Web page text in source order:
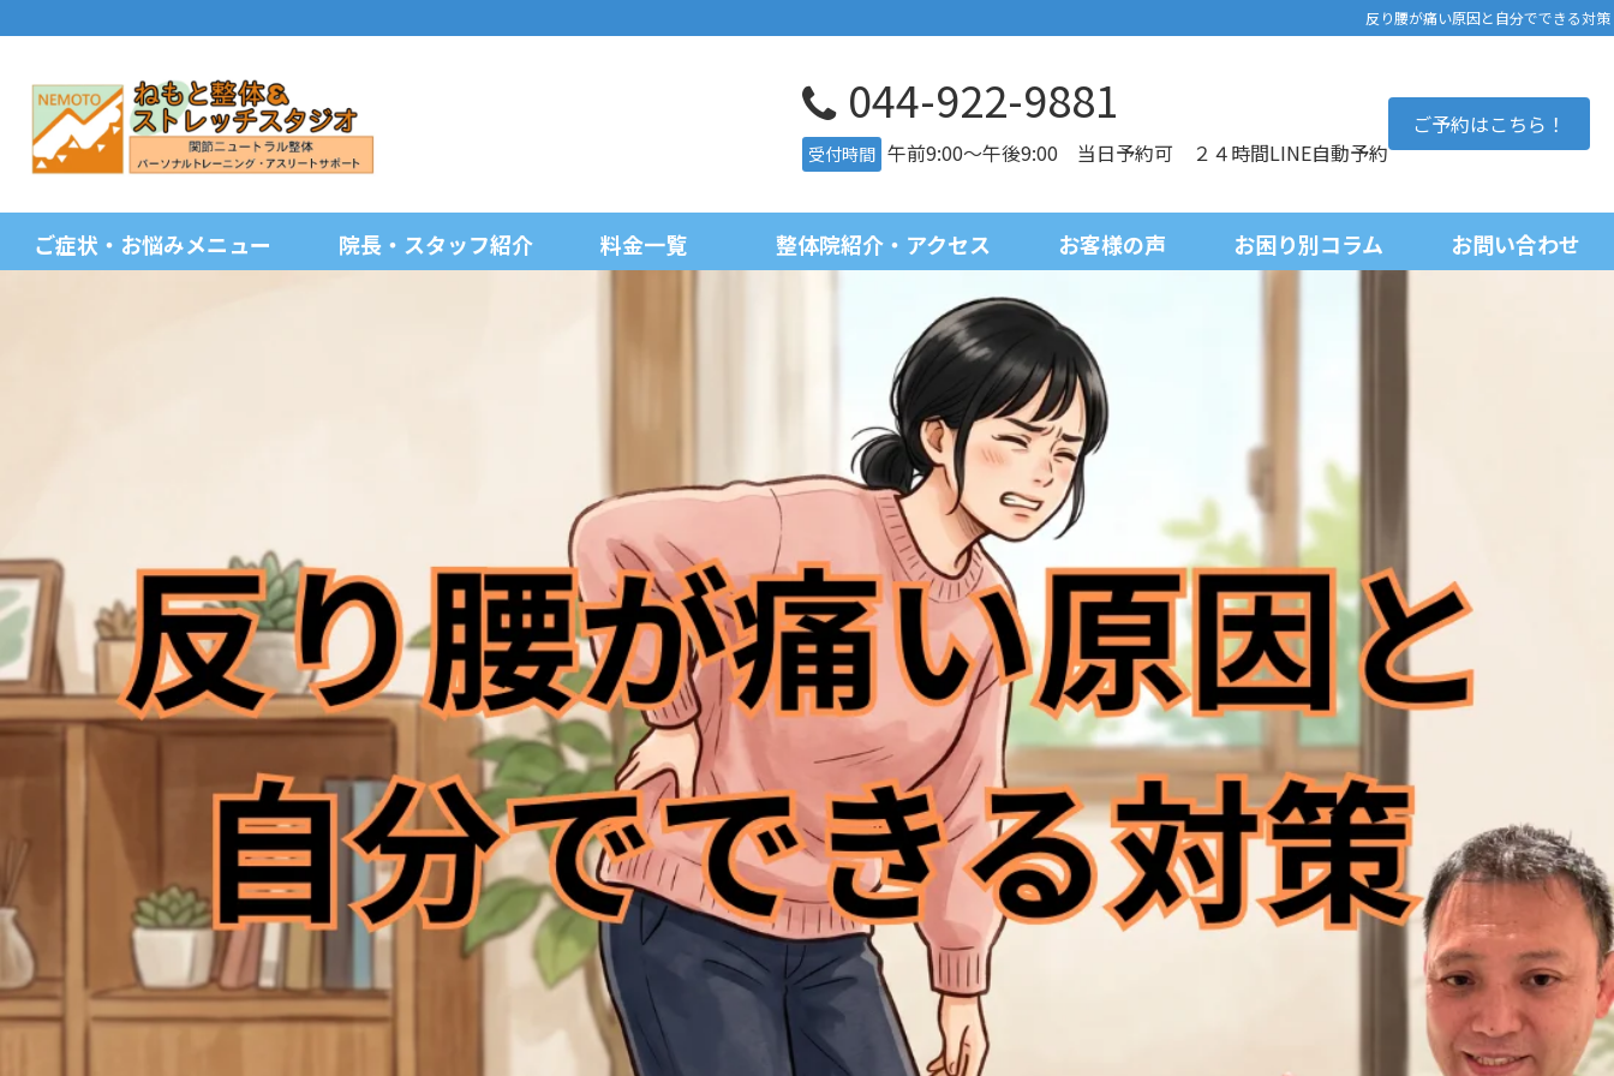
反り腰が痛い原因と自分でできる対策
044-922-9881
受付時間 午前9:00～午後9:00 当日予約可 ２４時間LINE自動予約
ご予約はこちら！
ご症状・お悩みメニュー 院長・スタッフ紹介 料金一覧 整体院紹介・アクセス お客様の声 お困り別コラム お問い合わせ